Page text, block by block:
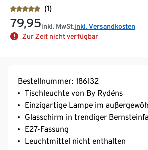
(1)
79,95inkl. MwSt.inkl. Versandkosten
Zur Zeit nicht verfügbar
Bestellnummer: 186132
Tischleuchte von By Rydéns
Einzigartige Lampe im
Glasschirm in trendiger
E27-Fassung
Leuchtmittel nicht enthalten